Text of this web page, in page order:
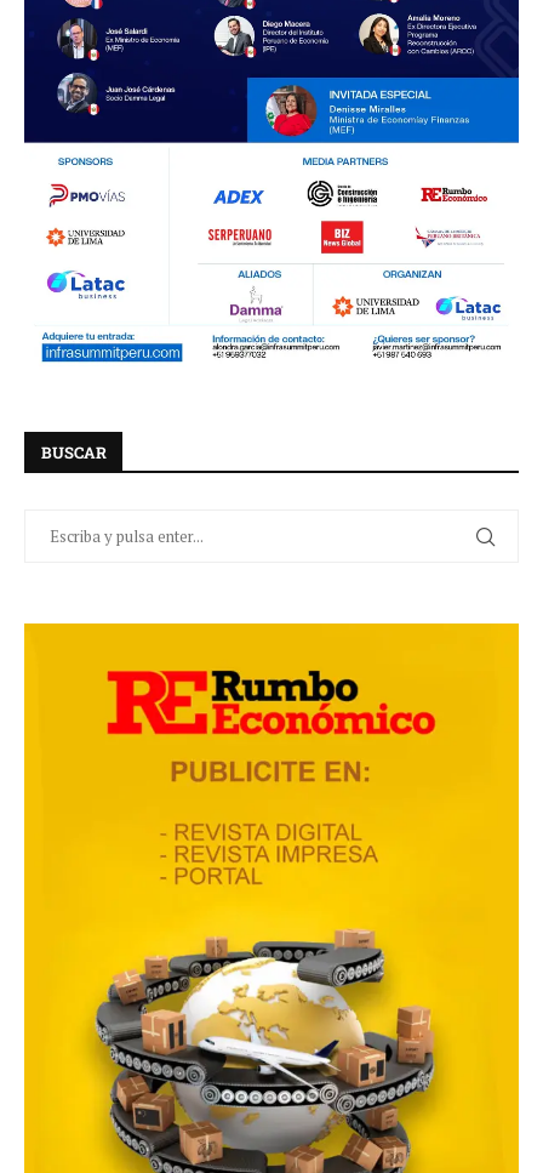
BUSCAR